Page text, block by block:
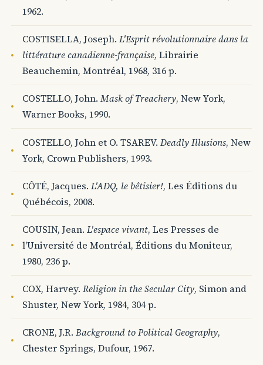
1962.
COSTISELLA, Joseph.L'Esprit révolutionnaire dans la
littérature canadienne-française, Librairie
Beauchemin, Montréal, 1968, 316 p.
COSTELLO, John.Mask of Treachery, New York,
Warner Books, 1990.
COSTELLO, John et O. TSAREV.Deadly Illusions, New
York, Crown Publishers, 1993.
CÔTÉ, Jacques.L'ADQ, le bêtisier!, Les Éditions du
Québécois, 2008.
COUSIN, Jean.L'espace vivant, Les Presses de
l'Université de Montréal, Éditions du Moniteur,
1980, 236 p.
COX, Harvey.Religion in the Secular City, Simon and
Shuster, New York, 1984, 304 p.
CRONE, J.R.Background to Political Geography,
Chester Springs, Dufour, 1967.